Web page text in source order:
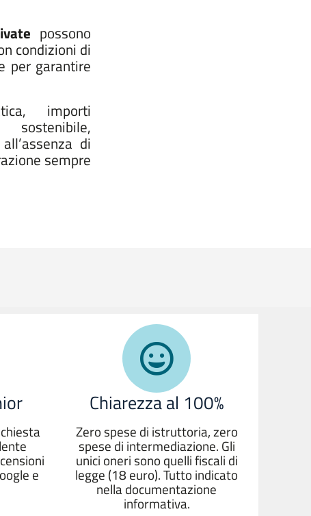
possono
condizioni di
per garantire
importi
di
sempre
e
Chiarezza al 100%
Zero spese di istruttoria, zero
spese di intermediazione. Gli
unici oneri sono quelli fiscali di
legge (18 euro). Tutto indicato
nella documentazione
informativa.